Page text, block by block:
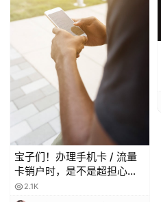
宝子们！办理手机卡 / 流量
卡销户时，是不是超担心当
月月租白扣？😫 今天整理了
超全科普，看完再也不怕被
2.1K